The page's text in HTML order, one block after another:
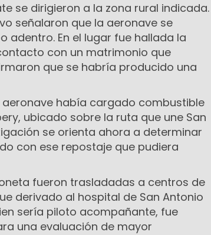
se dirigieron a la zona rural indicada.
señalaron que la aeronave se
adentro. En el lugar fue hallada la
con un matrimonio que
que se habría producido una
había cargado combustible
ubicado sobre la ruta que une San
se orienta ahora a determinar
con ese repostaje que pudiera
fueron trasladadas a centros de
derivado al hospital de San Antonio
sería piloto acompañante, fue
una evaluación de mayor